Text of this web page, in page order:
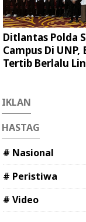
Ditlantas Polda
Campus Di
Tertib Berlalu
IKLAN
HASTAG
# Nasional
# Peristiwa
# Video